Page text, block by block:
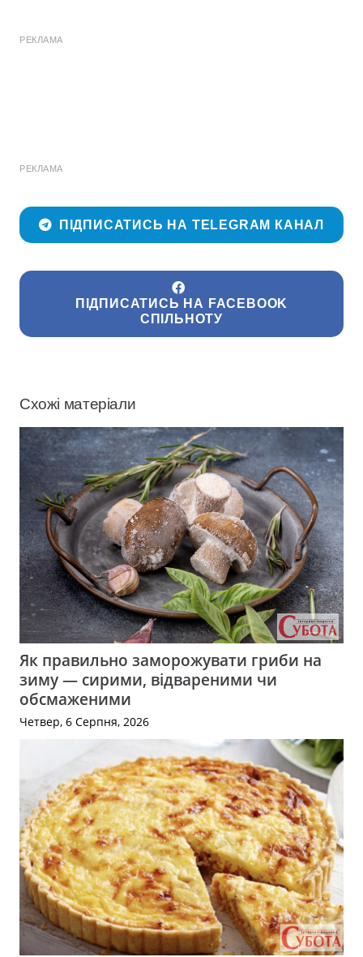
РЕКЛАМА
РЕКЛАМА
ПІДПИСАТИСЬ НА TELEGRAM КАНАЛ
ПІДПИСАТИСЬ НА FACEBOOK
СПІЛЬНОТУ
Схожі матеріали
Як правильно заморожувати гриби на
зиму — сирими, відвареними чи
обсмаженими
Четвер, 6 Серпня, 2026